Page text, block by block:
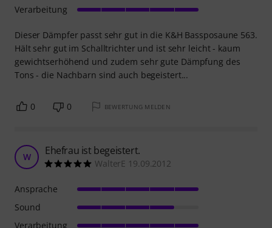
Dieser Dämpfer passt sehr gut in die K&H Bassposaune 563.
Hält sehr gut im Schalltrichter und ist sehr leicht - kaum
gewichtserhöhend und zudem sehr gute Dämpfung des
Tons - die Nachbarn sind auch begeistert...
Verarbeitung
0 0 BEWERTUNG MELDEN
W Ehefrau ist begeistert.
WalterE 19.09.2012
Ansprache
Sound
Verarbeitung